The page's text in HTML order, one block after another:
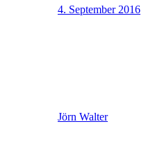
4. September 2016
Jörn Walter